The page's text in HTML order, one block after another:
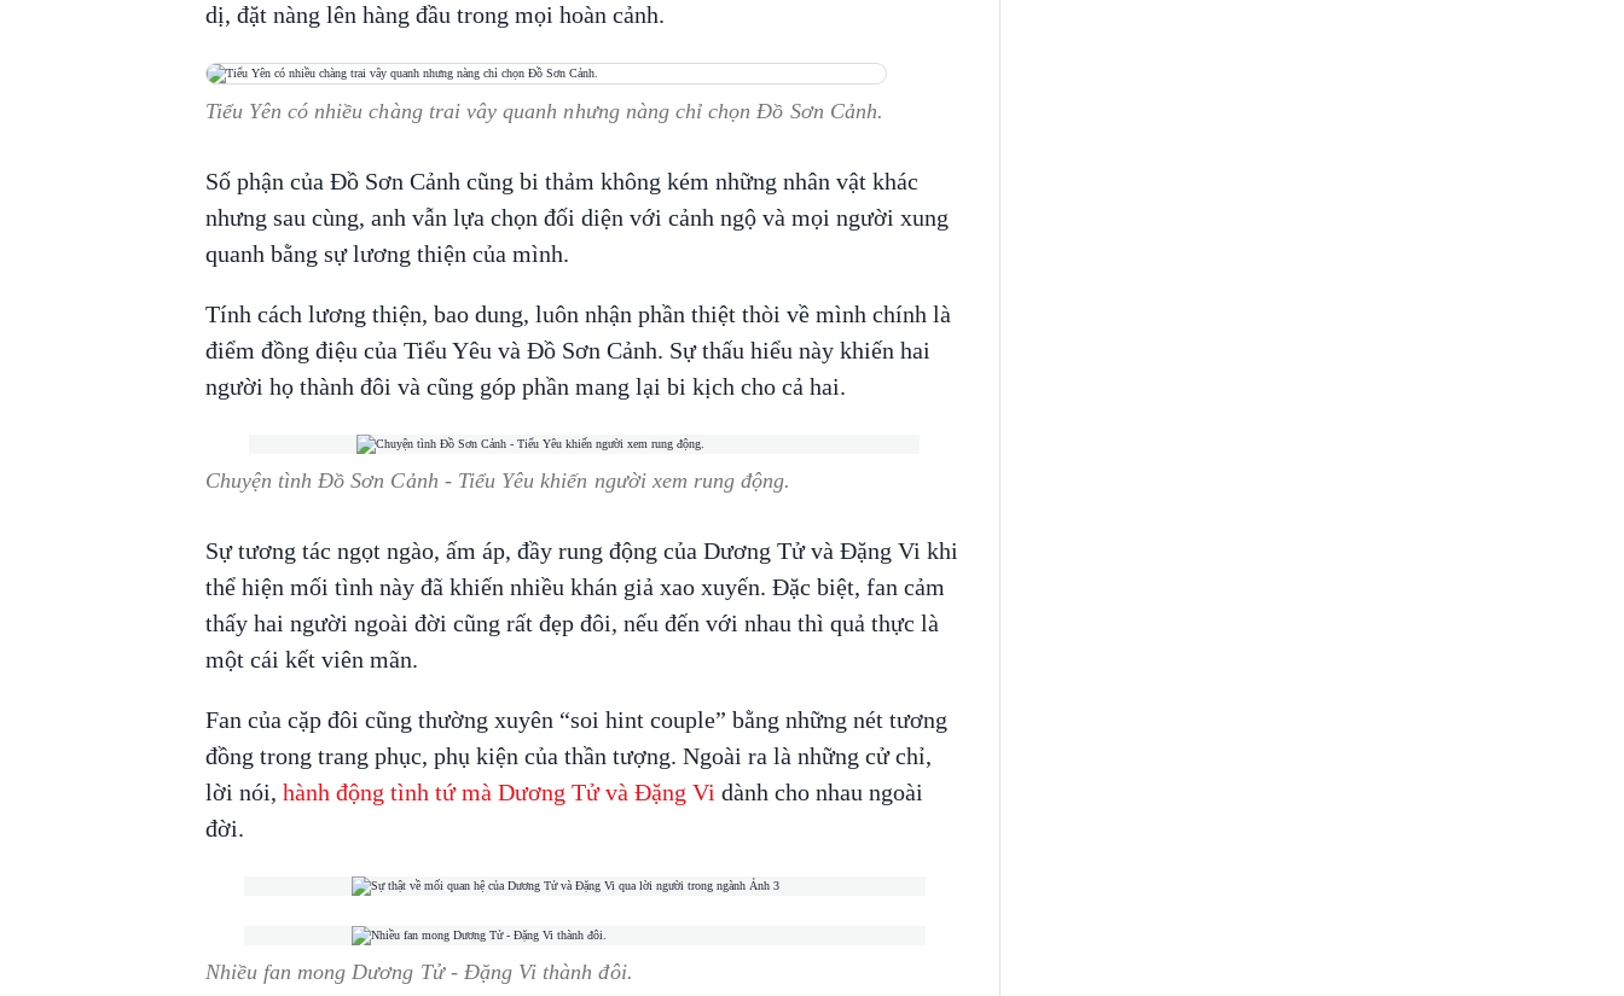
dị, đặt nàng lên hàng đầu trong mọi hoàn cảnh.
Tiểu Yên có nhiều chàng trai vây quanh nhưng nàng chỉ chọn Đồ Sơn Cảnh.
Số phận của Đồ Sơn Cảnh cũng bi thảm không kém những nhân vật khác
nhưng sau cùng, anh vẫn lựa chọn đối diện với cảnh ngộ và mọi người xung
quanh bằng sự lương thiện của mình.
Tính cách lương thiện, bao dung, luôn nhận phần thiệt thòi về mình chính là
điểm đồng điệu của Tiểu Yêu và Đồ Sơn Cảnh. Sự thấu hiểu này khiến hai
người họ thành đôi và cũng góp phần mang lại bi kịch cho cả hai.
Chuyện tình Đồ Sơn Cảnh - Tiểu Yêu khiến người xem rung động.
Sự tương tác ngọt ngào, ấm áp, đầy rung động của Dương Tử và Đặng Vi khi
thể hiện mối tình này đã khiến nhiều khán giả xao xuyến. Đặc biệt, fan cảm
thấy hai người ngoài đời cũng rất đẹp đôi, nếu đến với nhau thì quả thực là
một cái kết viên mãn.
Fan của cặp đôi cũng thường xuyên “soi hint couple” bằng những nét tương
đồng trong trang phục, phụ kiện của thần tượng. Ngoài ra là những cử chỉ,
lời nói, hành động tình tứ mà Dương Tử và Đặng Vi dành cho nhau ngoài
đời.
Nhiều fan mong Dương Tử - Đặng Vi thành đôi.